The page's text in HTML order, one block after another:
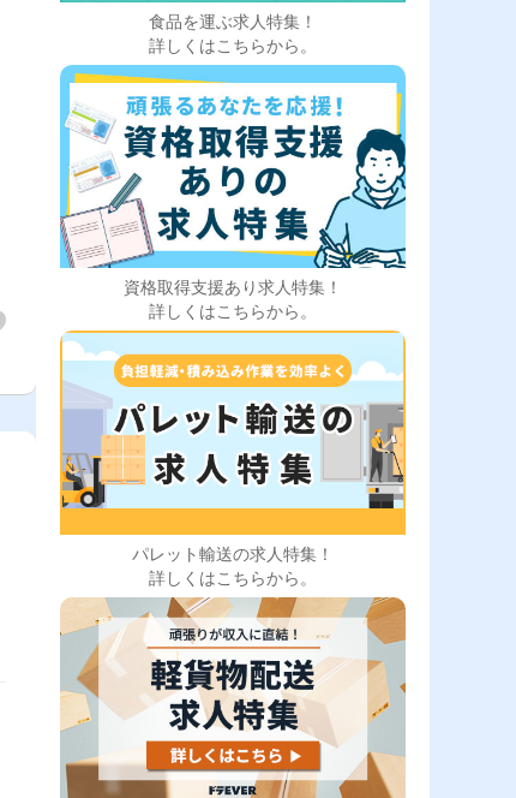
食品を運ぶ求人特集！
詳しくはこちらから。
資格取得支援あり求人特集！
詳しくはこちらから。
パレット輸送の求人特集！
詳しくはこちらから。